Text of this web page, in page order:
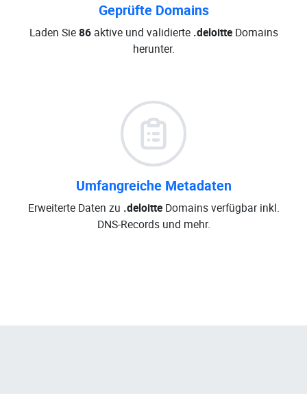
Geprüfte Domains
Laden Sie86aktive und validierte .deloitteDomains
herunter.
Umfangreiche Metadaten
Erweiterte Daten zu .deloitteDomains verfügbar inkl.
DNS-Records und mehr.